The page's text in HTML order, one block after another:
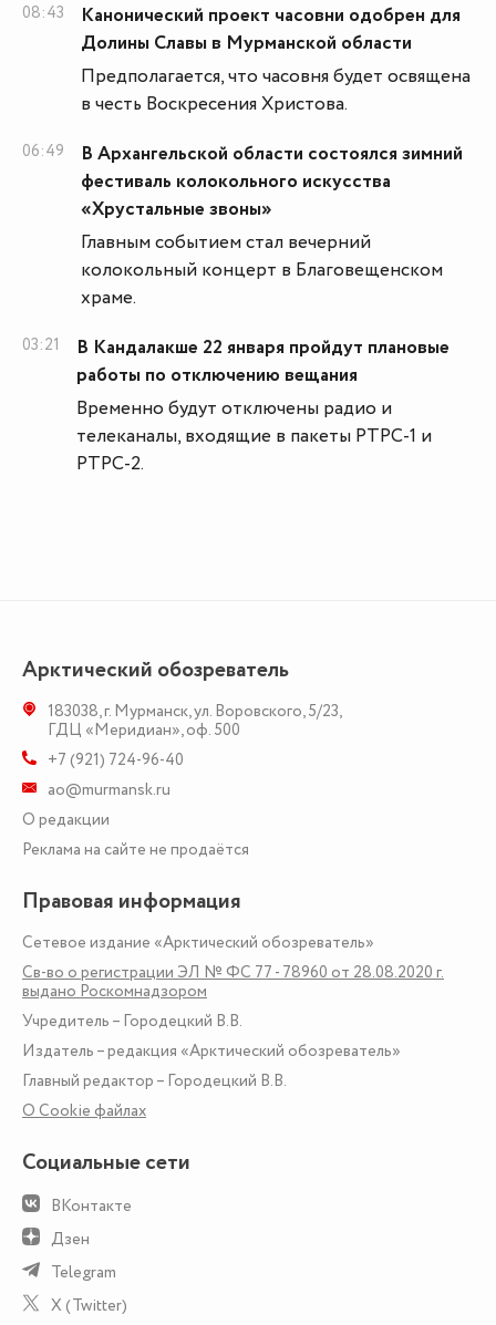
08:43
Канонический проект часовни одобрен для
Долины Славы в Мурманской области
Предполагается, что часовня будет освящена
в честь Воскресения Христова.
06:49
В Архангельской области состоялся зимний
фестиваль колокольного искусства
«Хрустальные звоны»
Главным событием стал вечерний
колокольный концерт в Благовещенском
храме.
03:21
В Кандалакше 22 января пройдут плановые
работы по отключению вещания
Временно будут отключены радио и
телеканалы, входящие в пакеты PTPC-1 и
PTPC-2.
Арктический обозреватель
183038,г. Мурманск,ул. Воровского, 5/23,
ГДЦ «Меридиан», оф. 500
+7 (921) 724-96-40
ao@murmansk.ru
О редакции
Реклама на сайте не продаётся
Правовая информация
Сетевое издание «Арктический обозреватель»
Св-во о регистрации ЭЛ № ФС 77 - 78960 от 28.08.2020 г.
выдано Роскомнадзором
Учредитель – Городецкий В.В.
Издатель – редакция «Арктический обозреватель»
Главный редактор – Городецкий В.В.
О Сookie файлах
Социальные сети
ВКонтакте
Дзен
Telegram
X (Twitter)